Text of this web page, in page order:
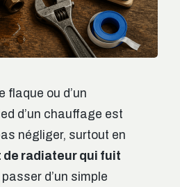
flaque ou d’un
d’un chauffage est
négliger, surtout en
de radiateur qui fuit
d’un simple